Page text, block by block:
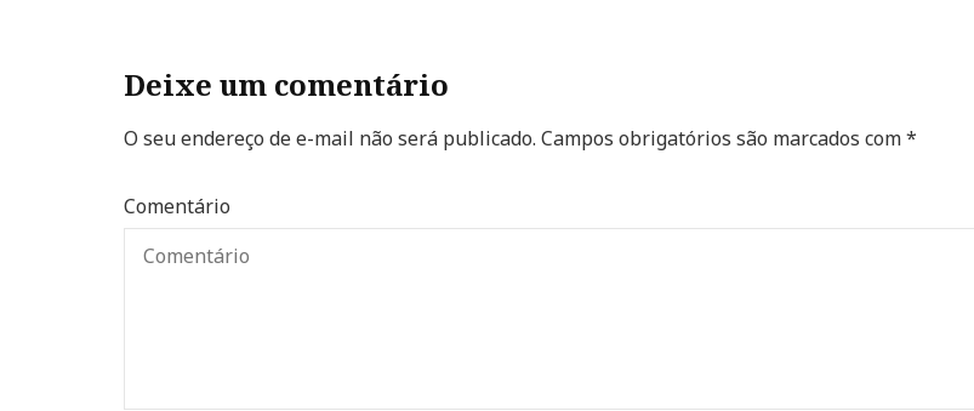
Deixe um comentário
O seu endereço de e-mail não será publicado. Campos obrigatórios são marcados com*
Comentário